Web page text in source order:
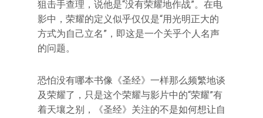
狙击手查理，说他是“没有荣耀地作战”。在电
影中，荣耀的定义似乎仅仅是“用光明正大的
方式为自己立名”，即这是一个关乎个人名声
的问题。
恐怕没有哪本书像《圣经》一样那么频繁地谈
及荣耀了，只是这个荣耀与影片中的“荣耀”有
着天壤之别，《圣经》关注的不是如何想让自